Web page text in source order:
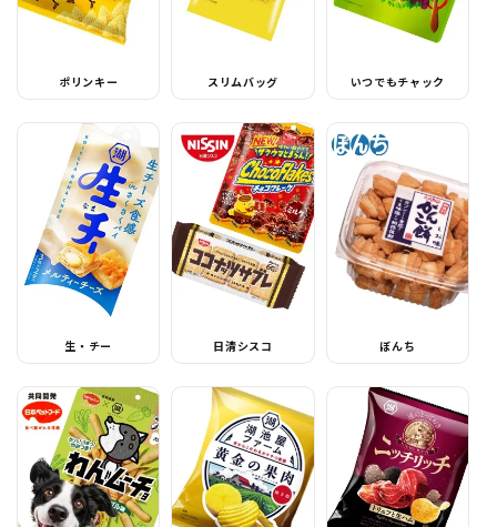
ポリンキー スリムバッグ いつでもチャック
生・チー 日清シスコ ぼんち